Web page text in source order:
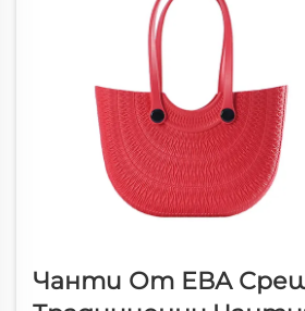
Чанти От ЕВА